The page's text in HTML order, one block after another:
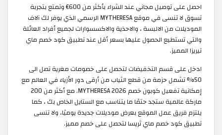
احصل على توصيل مجاني عند الشراء بأكثر من 600€ وتمتع بتجربة
تسوق لا تنسى في موقع MYTHERESA الرسمي الذي يوفر لك آلاف
الموديلات من الالبسة ، والاحذية والاكسسوارات لجميع أفراد العائلة
والتي تستطيع الحصول عليها بسعر أقل عند تطبيق كود خصم ماي
تيريزا المميز.
ادخل على قسم التخفيضات لتحصل على خصومات مغرية تصل الى
50% تشمل حزمة من قطع الثياب من أرقى دور الأزياء في العالم مع
إمكانية تفعيل كوبون خصم MYTHERESA 2026. مع أكثر من 200
ماركة عالمية ستجد حتمًا ما يتناسب مع الستايل الخاص بك ، كما
يلتزم فريق عمل الموقع بعرض موديلات جديدة يوميًا، ولا تنسى
تطبيق كود خصم ماي ثريسا لتحصل على خصم مميز.